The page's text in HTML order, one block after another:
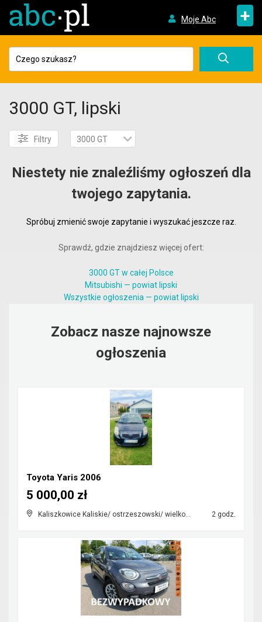
Moje Abc +
3000 GT, lipski
Filtry 3000 GT
Niestety nie znaleźliśmy ogłoszeń dla
twojego zapytania.
Spróbuj zmienić swoje zapytanie i wyszukać jeszcze raz.
Sprawdź, gdzie znajdziesz więcej ofert:
3000 GT w całej Polsce
Mitsubishi — powiat lipski
Wszystkie ogłoszenia — powiat lipski
Zobacz nasze najnowsze
ogłoszenia
Toyota Yaris 2006
Kaliszkowice Kaliskie/ ostrzeszowski/ wielkopolskie 2 godz.
5 000,00 zł